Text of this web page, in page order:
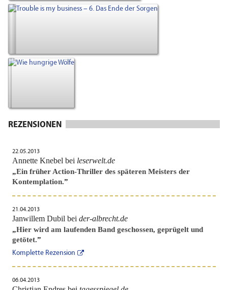
REZENSIONEN
22.05.2013
Annette Knebel bei leserwelt.de
„Ein früher Action-Thriller des späteren Meisters der
Kontemplation.”
21.04.2013
Janwillem Dubil bei der-albrecht.de
„Hier wird am laufenden Band geschossen, geprügelt und
getötet.”
Komplette Rezension
06.04.2013